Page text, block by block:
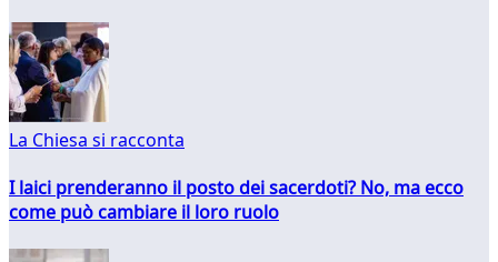
La Chiesa si racconta
I laici prenderanno il posto dei sacerdoti? No, ma ecco
come può cambiare il loro ruolo